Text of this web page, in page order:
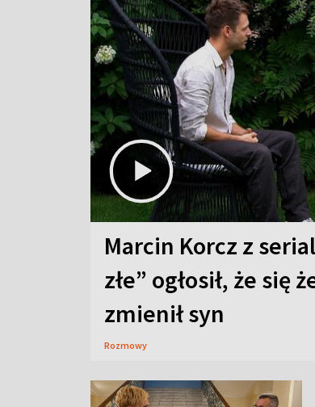
Marcin Korcz z
złe” ogłosił, że się
zmienił syn
Rozmowy